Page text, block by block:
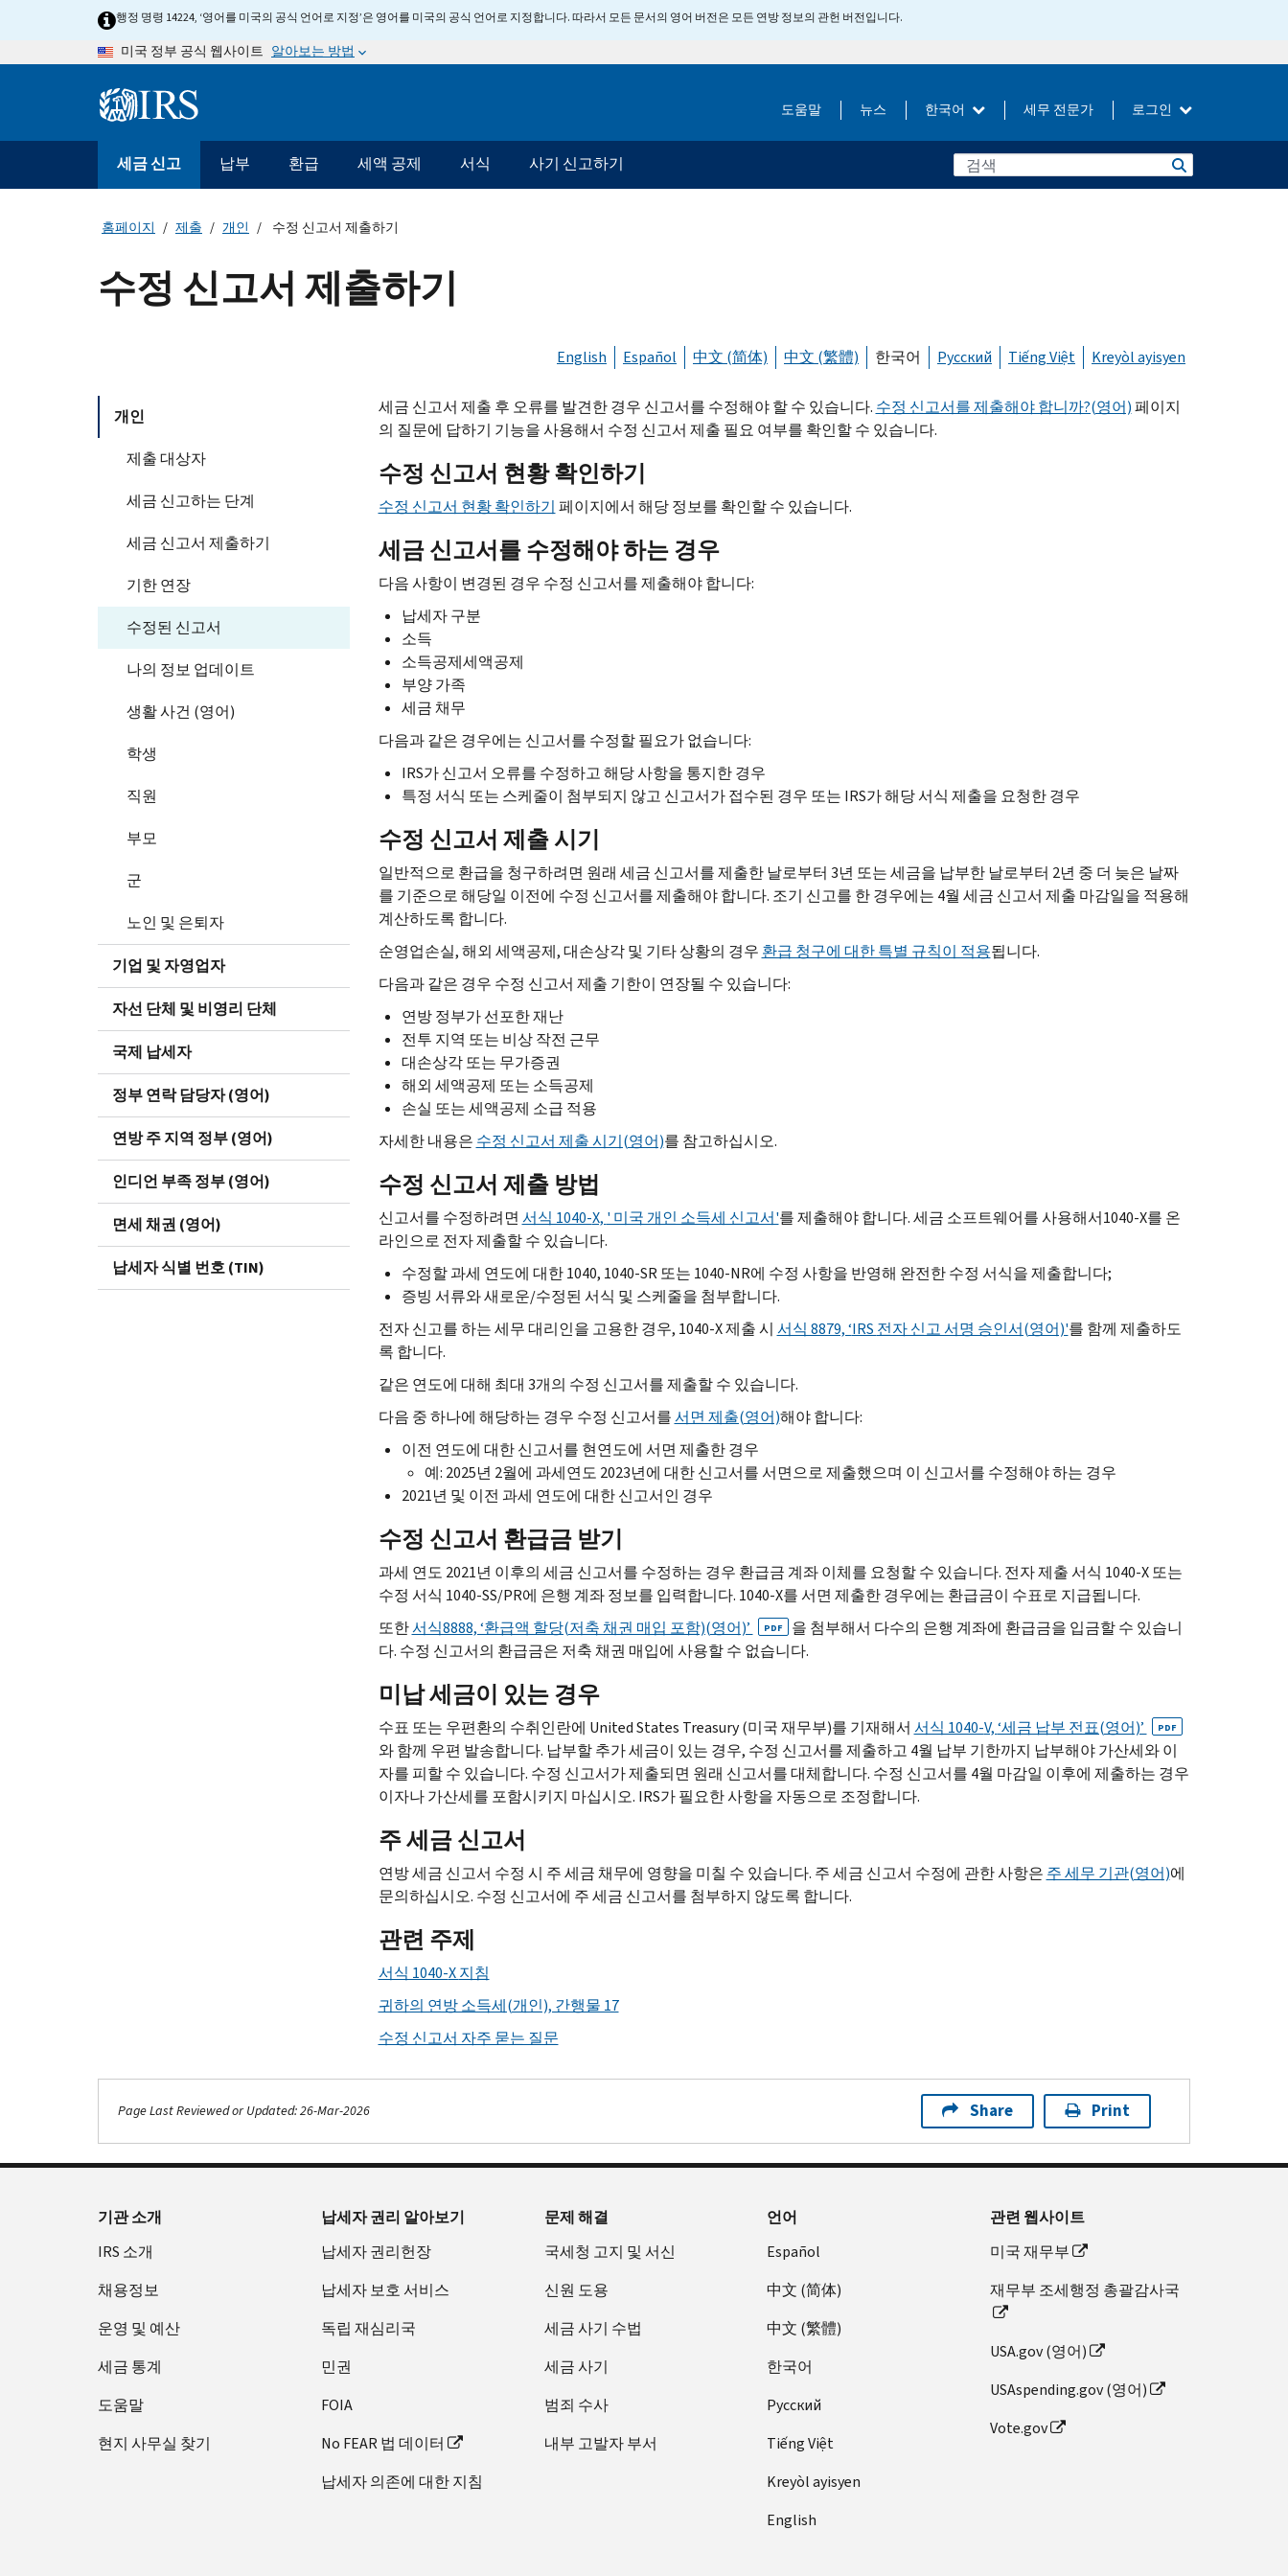
행정 명령 14224, ‘영어를 미국의 공식 언어로 지정’은 영어를 미국의 공식 언어로 지정합니다. 따라서 모든 문서의 영어 버전은 모든 연방 정보의 관헌 버전입니다.
미국 정부 공식 웹사이트 알아보는 방법
Information 도움말 뉴스 한국어 세무 전문가 로그인
메
인
네
게
이
세금 신고 납부 환급 세액 공제 서식 사기 신고하기
홈페이지 제출 개인 수정 신고서 제출하기
수정 신고서 제출하기
English Español 中文 (简体) 中文 (繁體) 한국어 Русский Tiếng Việt Kreyòl ayisyen
개인
제출 대상자
세금 신고하는 단계
세금 신고서 제출하기
기한 연장
수정된 신고서
나의 정보 업데이트
생활 사건 (영어)
학생
직원
부모
군
노인 및 은퇴자
기업 및 자영업자
자선 단체 및 비영리 단체
국제 납세자
정부 연락 담당자 (영어)
연방 주 지역 정부 (영어)
인디언 부족 정부 (영어)
면세 채권 (영어)
납세자 식별 번호 (TIN)
세금 신고서 제출 후 오류를 발견한 경우 신고서를 수정해야 할 수 있습니다. 수정 신고서를 제출해야 합니까?(영어)페이지
의 질문에 답하기 기능을 사용해서 수정 신고서 제출 필요 여부를 확인할 수 있습니다.
수정 신고서 현황 확인하기
수정 신고서 현황 확인하기 페이지에서 해당 정보를 확인할 수 있습니다.
세금 신고서를 수정해야 하는 경우
다음 사항이 변경된 경우 수정 신고서를 제출해야 합니다:
납세자 구분
소득
소득공제세액공제
부양 가족
세금 채무
다음과 같은 경우에는 신고서를 수정할 필요가 없습니다:
IRS가 신고서 오류를 수정하고 해당 사항을 통지한 경우
특정 서식 또는 스케줄이 첨부되지 않고 신고서가 접수된 경우 또는 IRS가 해당 서식 제출을 요청한 경우
수정 신고서 제출 시기
일반적으로 환급을 청구하려면 원래 세금 신고서를 제출한 날로부터 3년 또는 세금을 납부한 날로부터 2년 중 더 늦은 날짜
를 기준으로 해당일 이전에 수정 신고서를 제출해야 합니다. 조기 신고를 한 경우에는 4월 세금 신고서 제출 마감일을 적용해
계산하도록 합니다.
순영업손실, 해외 세액공제, 대손상각 및 기타 상황의 경우 환급 청구에 대한 특별 규칙이 적용됩니다.
다음과 같은 경우 수정 신고서 제출 기한이 연장될 수 있습니다:
연방 정부가 선포한 재난
전투 지역 또는 비상 작전 근무
대손상각 또는 무가증권
해외 세액공제 또는 소득공제
손실 또는 세액공제 소급 적용
자세한 내용은 수정 신고서 제출 시기(영어)를 참고하십시오.
수정 신고서 제출 방법
신고서를 수정하려면 서식 1040-X, ' 미국 개인 소득세 신고서'를 제출해야 합니다. 세금 소프트웨어를 사용해서1040-X를 온
라인으로 전자 제출할 수 있습니다.
수정할 과세 연도에 대한 1040, 1040-SR또는 1040-NR에 수정 사항을 반영해 완전한 수정 서식을 제출합니다;
증빙 서류와 새로운/수정된 서식 및 스케줄을 첨부합니다.
전자 신고를 하는 세무 대리인을 고용한 경우, 1040-X제출 시 서식 8879, ‘IRS 전자 신고 서명 승인서(영어)'를 함께 제출하도
록 합니다.
같은 연도에 대해 최대 3개의 수정 신고서를 제출할 수 있습니다.
다음 중 하나에 해당하는 경우 수정 신고서를서면 제출(영어)해야 합니다:
이전 연도에 대한 신고서를 현연도에 서면 제출한 경우
예: 2025년 2월에 과세연도 2023년에 대한 신고서를 서면으로 제출했으며 이 신고서를 수정해야 하는 경우
2021년 및 이전 과세 연도에 대한 신고서인 경우
수정 신고서 환급금 받기
과세 연도 2021년 이후의 세금 신고서를 수정하는 경우 환급금 계좌 이체를 요청할 수 있습니다. 전자 제출 서식 1040-X또는
수정 서식 1040-SS/PR에 은행 계좌 정보를 입력합니다. 1040-X를 서면 제출한 경우에는 환급금이 수표로 지급됩니다.
또한서식8888, ‘환급액 할당(저축 채권 매입 포함)(영어)’ PDF
을 첨부해서 다수의 은행 계좌에 환급금을 입금할 수 있습니
다. 수정 신고서의 환급금은 저축 채권 매입에 사용할 수 없습니다.
미납 세금이 있는 경우
수표 또는 우편환의 수취인란에 United States Treasury(미국 재무부)를 기재해서 서식 1040-V,‘세금 납부 전표(영어)’ PDF
와 함께 우편 발송합니다. 납부할 추가 세금이 있는 경우, 수정 신고서를 제출하고 4월 납부 기한까지 납부해야 가산세와 이
자를 피할 수 있습니다. 수정 신고서가 제출되면 원래 신고서를 대체합니다. 수정 신고서를 4월 마감일 이후에 제출하는 경우
이자나 가산세를 포함시키지 마십시오. IRS가 필요한 사항을 자동으로 조정합니다.
주 세금 신고서
연방 세금 신고서 수정 시 주 세금 채무에 영향을 미칠 수 있습니다. 주 세금 신고서 수정에 관한 사항은 주 세무 기관(영어)에
문의하십시오. 수정 신고서에 주 세금 신고서를 첨부하지 않도록 합니다.
관련 주제
서식 1040-X지침
귀하의 연방 소득세(개인), 간행물 17
수정 신고서 자주 묻는 질문
Page Last Reviewed or Updated: 26-Mar-2026 Share Print
기관 소개
IRS 소개
채용정보
운영 및 예산
세금 통계
도움말
현지 사무실 찾기
납세자 권리 알아보기
납세자 권리헌장
납세자 보호 서비스
독립 재심리국
민권
FOIA
No FEAR 법 데이터
납세자 의존에 대한 지침
문제 해결
국세청 고지 및 서신
신원 도용
세금 사기 수법
세금 사기
범죄 수사
내부 고발자 부서
언어
Español
中文 (简体)
中文 (繁體)
한국어
Pусский
Tiếng Việt
Kreyòl ayisyen
English
관련 웹사이트
미국 재무부
재무부 조세행정 총괄감사국
USA.gov (영어)
USAspending.gov (영어)
Vote.gov